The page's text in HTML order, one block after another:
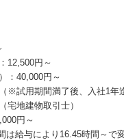
12,500円～
：40,000円～
※試用期間満了後、入社1年
宅地建物取引士）
円～
は給与により16.45時間～で